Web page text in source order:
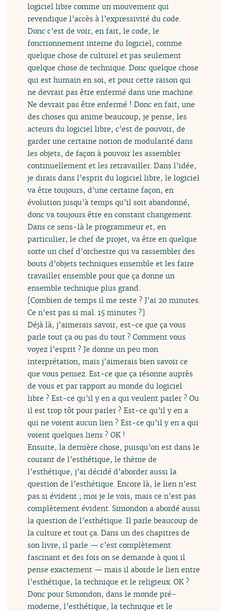
logiciel libre comme un mouvement qui
revendique l’accès à l’expressivité du code.
Donc c’est de voir, en fait, le code, le
fonctionnement interne du logiciel, comme
quelque chose de culturel et pas seulement
quelque chose de technique. Donc quelque chose
qui est humain en soi, et pour cette raison qui
ne devrait pas être enfermé dans une machine.
Ne devrait pas être enfermé ! Donc en fait, une
des choses qui anime beaucoup, je pense, les
acteurs du logiciel libre, c’est de pouvoir, de
garder une certaine notion de modularité dans
les objets, de façon à pouvoir les assembler
continuellement et les retravailler. Dans l’idée,
je dirais dans l’esprit du logiciel libre, le logiciel
va être toujours, d’une certaine façon, en
évolution jusqu’à temps qu’il soit abandonné,
donc va toujours être en constant changement.
Dans ce sens-là le programmeur et, en
particulier, le chef de projet, va être en quelque
sorte un chef d’orchestre qui va rassembler des
bouts d’objets techniques ensemble et les faire
travailler ensemble pour que ça donne un
ensemble technique plus grand.
[Combien de temps il me reste ? J’ai 20 minutes.
Ce n’est pas si mal. 15 minutes ?]
Déjà là, j’aimerais savoir, est-ce que ça vous
parle tout ça ou pas du tout ? Comment vous
voyez l’esprit ? Je donne un peu mon
interprétation, mais j’aimerais bien savoir ce
que vous pensez. Est-ce que ça résonne auprès
de vous et par rapport au monde du logiciel
libre ? Est-ce qu’il y en a qui veulent parler ? Ou
il est trop tôt pour parler ? Est-ce qu’il y en a
qui ne voient aucun lien ? Est-ce qu’il y en a qui
voient quelques liens ? OK !
Ensuite, la dernière chose, puisqu’on est dans le
courant de l’esthétique, le thème de
l’esthétique, j’ai décidé d’aborder aussi la
question de l’esthétique. Encore là, le lien n’est
pas si évident ; moi je le vois, mais ce n’est pas
complètement évident. Simondon a abordé aussi
la question de l’esthétique. Il parle beaucoup de
la culture et tout ça. Dans un des chapitres de
son livre, il parle — c’est complètement
fascinant et des fois on se demande à quoi il
pense exactement — mais il aborde le lien entre
l’esthétique, la technique et le religieux. OK ?
Donc pour Simondon, dans le monde pré-
moderne, l’esthétique, la technique et le